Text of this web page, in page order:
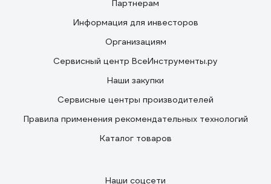
Партнерам
Информация для инвесторов
Организациям
Сервисный центр ВсеИнструменты.ру
Наши закупки
Сервисные центры производителей
Правила применения рекомендательных технологий
Каталог товаров
Наши соцсети